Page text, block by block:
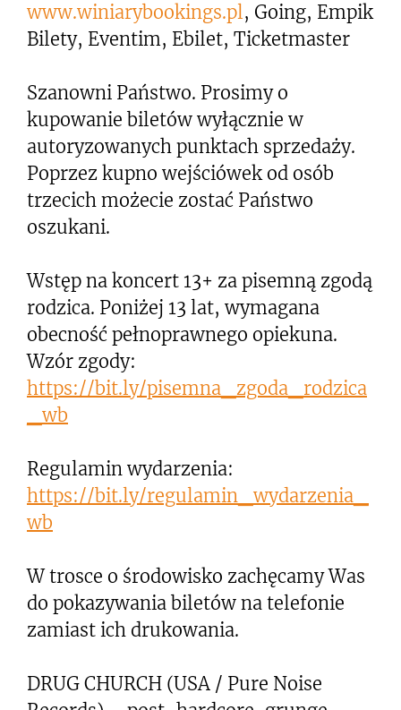
www.winiarybookings.pl, Going, Empik
Bilety, Eventim, Ebilet, Ticketmaster
Szanowni Państwo. Prosimy o
kupowanie biletów wyłącznie w
autoryzowanych punktach sprzedaży.
Poprzez kupno wejściówek od osób
trzecich możecie zostać Państwo
oszukani.
Wstęp na koncert 13+ za pisemną zgodą
rodzica. Poniżej 13 lat, wymagana
obecność pełnoprawnego opiekuna.
Wzór zgody:
https://bit.ly/pisemna_zgoda_rodzica
_wb
Regulamin wydarzenia:
https://bit.ly/regulamin_wydarzenia_
wb
W trosce o środowisko zachęcamy Was
do pokazywania biletów na telefonie
zamiast ich drukowania.
DRUG CHURCH (USA / Pure Noise